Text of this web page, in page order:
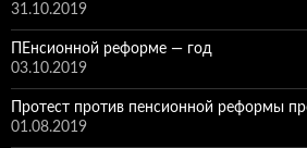
31.10.2019
ПЕнсионной реформе — год
03.10.2019
Протест против пенсионной реформы
01.08.2019